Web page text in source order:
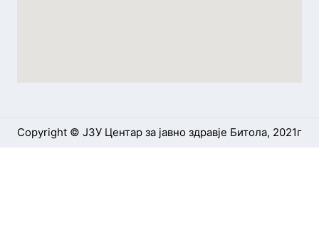
Copyright © ЈЗУ Центар за јавно здравје Битола, 2021г